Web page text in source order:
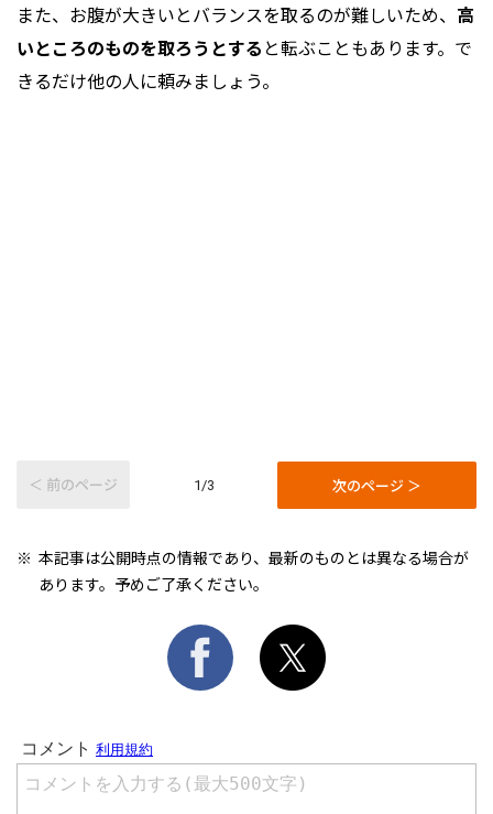
また、お腹が大きいとバランスを取るのが難しいため、 高
いところのものを取ろうとする と転ぶこともあります。で
きるだけ他の人に頼みましょう。
＜ 前のページ 1/3 次のページ ＞
本記事は公開時点の情報であり、最新のものとは異なる場合が
あります。予めご了承ください。